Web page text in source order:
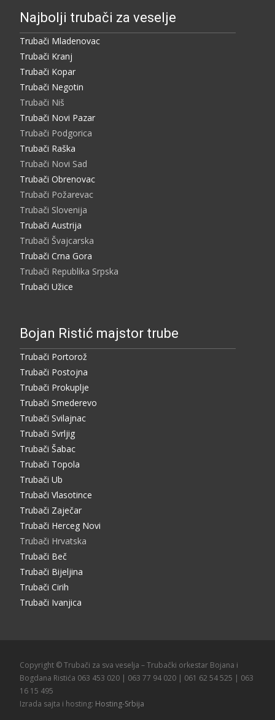
Najbolji trubači za veselje
Trubači Mladenovac
Trubači Kranj
Trubači Kopar
Trubači Negotin
Trubači Niš
Trubači Novi Pazar
Trubači Podgorica
Trubači Raška
Trubači Novi Sad
Trubači Obrenovac
Trubači Požarevac
Trubači Slovenija
Trubači Austrija
Trubači Švajcarska
Trubači Crna Gora
Trubači Republika Srpska
Trubači Užice
Bojan Ristić majstor trube
Trubači Portorož
Trubači Postojna
Trubači Prokuplje
Trubači Smederevo
Trubači Svilajnac
Trubači Svrljig
Trubači Šabac
Trubači Topola
Trubači Ub
Trubači Vlasotince
Trubači Zaječar
Trubači Herceg Novi
Trubači Hrvatska
Trubači Beč
Trubači Bijeljina
Trubači Cirih
Trubači Ivanjica
Copyright © Trubači za sva veselja – Trubački orkestar Bojana i
Bogdana Ristića 063 453 020 | 063 77 94 020 | 061 62 54 525 | 063
16 15 495
Izrada sajta i hosting: Hosting-Srbija